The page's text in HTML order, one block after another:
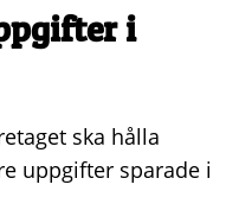
i
ska hålla
uppgifter sparade i